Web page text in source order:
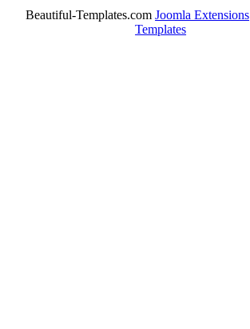
Beautiful-Templates.comJoomla Extensions
Templates